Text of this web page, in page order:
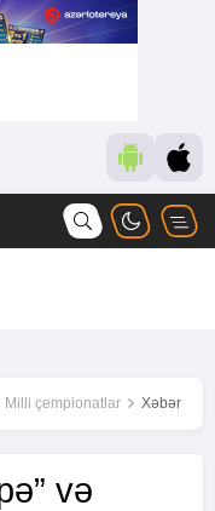
Milli çempionatlar Xəbər
və